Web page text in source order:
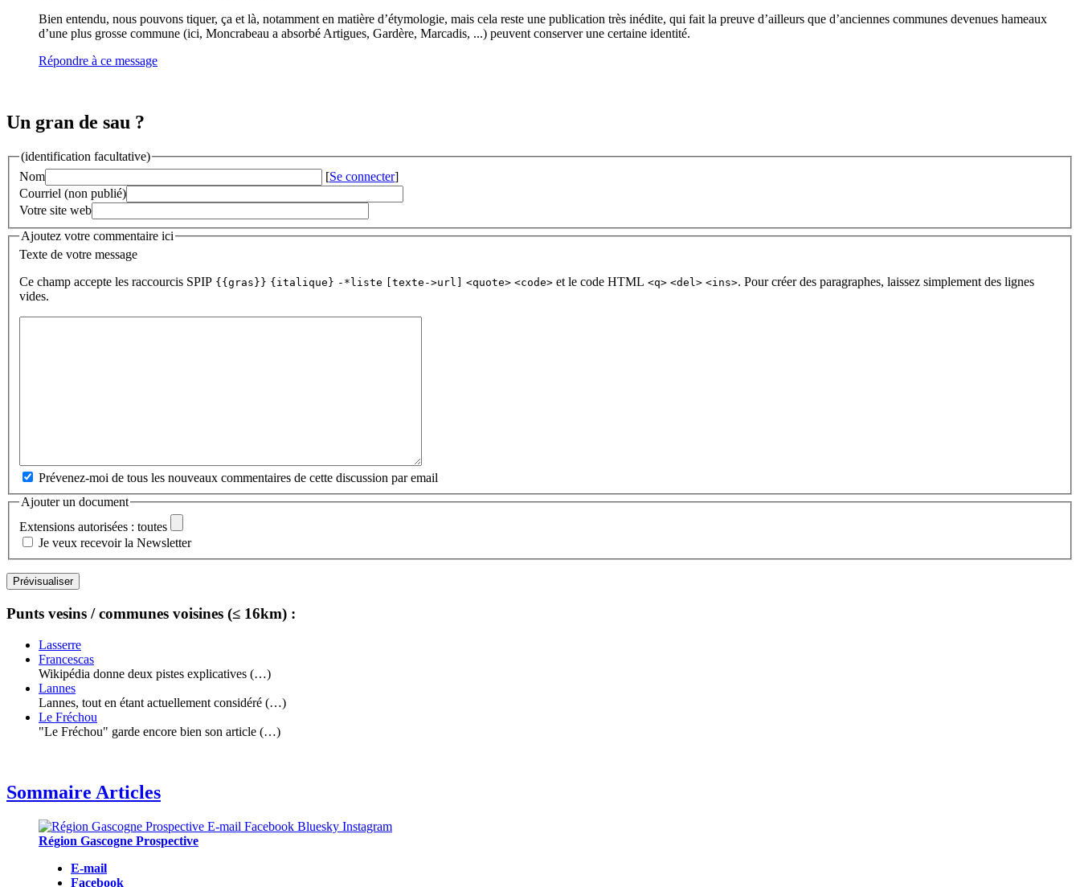
Bien entendu, nous pouvons tiquer, ça et là, notamment en matière d’étymologie, mais cela reste une publication très inédite, qui fait la preuve d’ailleurs que d’anciennes communes devenues hameaux
d’une plus grosse commune (ici, Moncrabeau a absorbé Artigues, Gardère, Marcadis, ...) peuvent conserver une certaine identité.
Répondre à ce message
Un gran de sau ?
(identification facultative)
Nom
[Se connecter]
Courriel (non publié)
Votre site web
Ajoutez votre commentaire ici
Texte de votre message
Ce champ accepte les raccourcis SPIP {{gras}} {italique} -*liste [texte->url] <quote> <code> et le code HTML <q> <del> <ins>. Pour créer des paragraphes, laissez simplement des lignes
vides.
Prévenez-moi de tous les nouveaux commentaires de cette discussion par email
Ajouter un document
Extensions autorisées : toutes
Je veux recevoir la Newsletter
Punts vesins / communes voisines (≤ 16km) :
Lasserre
Francescas
Wikipédia donne deux pistes explicatives (…)
Lannes
Lannes, tout en étant actuellement considéré (…)
Le Fréchou
"Le Fréchou" garde encore bien son article (…)
Sommaire Articles
Région Gascogne Prospective
E-mail
Facebook